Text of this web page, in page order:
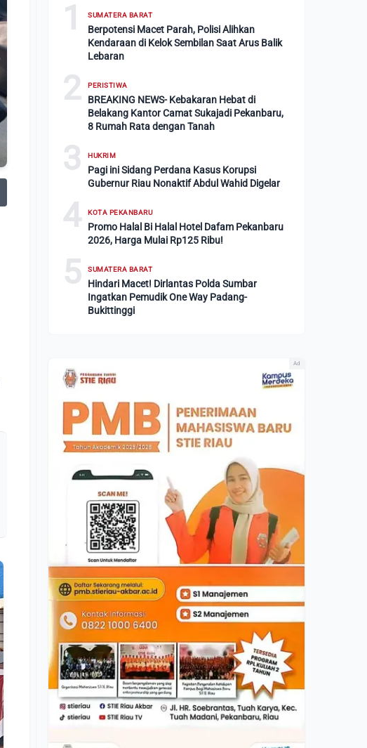
1 SUMATERA BARAT
Berpotensi Macet Parah, Polisi Alihkan
Kendaraan di Kelok Sembilan Saat Arus Balik
Lebaran
2 PERISTIWA
BREAKING NEWS- Kebakaran Hebat di
Belakang Kantor Camat Sukajadi Pekanbaru,
8 Rumah Rata dengan Tanah
3 HUKRIM
Pagi ini Sidang Perdana Kasus Korupsi
Gubernur Riau Nonaktif Abdul Wahid Digelar
4 KOTA PEKANBARU
Promo Halal Bi Halal Hotel Dafam Pekanbaru
2026, Harga Mulai Rp125 Ribu!
5 SUMATERA BARAT
Hindari Macet! Dirlantas Polda Sumbar
Ingatkan Pemudik One Way Padang-
Bukittinggi
Ad